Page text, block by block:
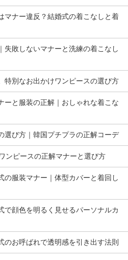
マナー違反？結婚式の着こなしと着
失敗しないマナーと洗練の着こなし
特別なお出かけワンピースの選び方
ーと服装の正解｜おしゃれな着こな
選び方｜韓国プチプラの正解コーデ
ンピースの正解マナーと選び方
の服装マナー｜体型カバーと着回し
で顔色を明るく見せるパーソナルカ
のお呼ばれで透明感を引き出す法則